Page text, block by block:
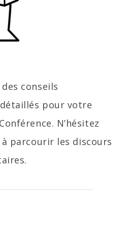
conseils
pour votre
N’hésitez
parcourir les discours